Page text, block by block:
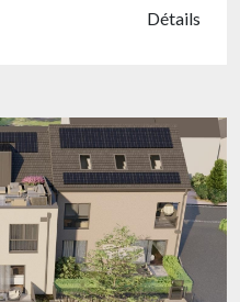
Détails